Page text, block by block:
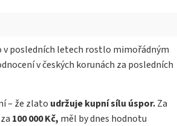
v posledních letech rostlo mimořádným
v českých korunách za posledních
– že zlato udržuje kupní sílu úspor.Za
100 000 Kč, měl by dnes hodnotu